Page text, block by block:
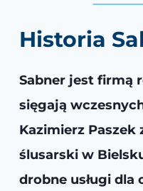
Historia
Sabner jest firmą
sięgają
Kazimierz Paszek
ślusarski w
drobne usługi dla